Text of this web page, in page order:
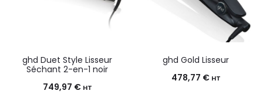
ghd Duet Style Lisseur
Séchant 2-en-1 noir
749,97 € HT
ghd Gold Lisseur
478,77 € HT